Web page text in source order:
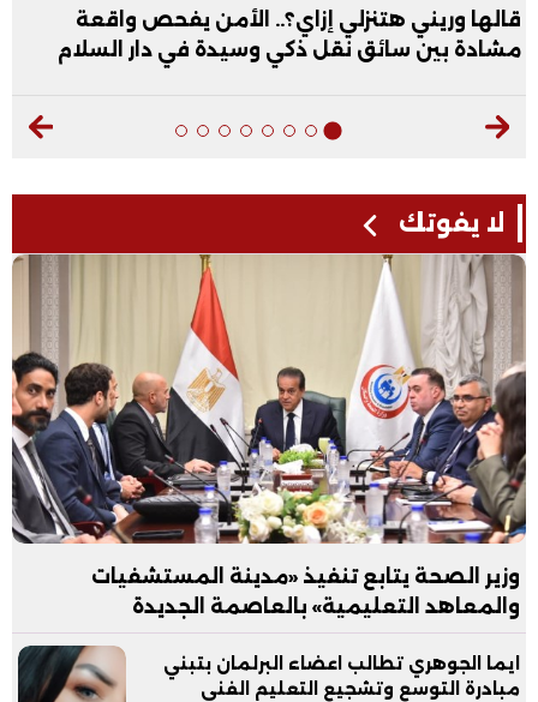
قالها وريني هتنزلي إزاي؟.. الأمن يفحص واقعة
مشادة بين سائق نقل ذكي وسيدة في دار السلام
لا يفوتك
وزير الصحة يتابع تنفيذ «مدينة المستشفيات
والمعاهد التعليمية» بالعاصمة الجديدة
ايما الجوهري تطالب اعضاء البرلمان بتبني
مبادرة التوسع وتشجيع التعليم الفني